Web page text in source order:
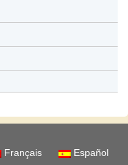
Français Español